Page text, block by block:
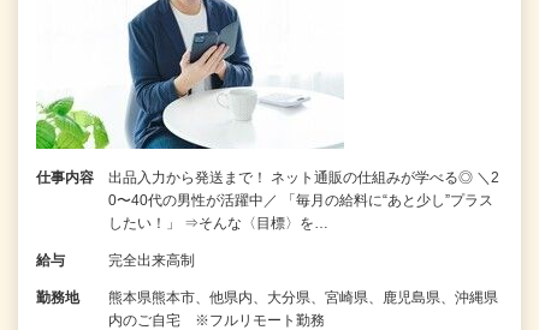
仕事内容
出品入力から発送まで！ ネット通販の仕組みが学べる◎ ＼2
0〜40代の男性が活躍中／ 「毎月の給料に“あと少し”プラス
したい！」 ⇒そんな〈目標〉を…
給与 完全出来高制
勤務地
熊本県熊本市、他県内、大分県、宮崎県、鹿児島県、沖縄県
内のご自宅 ※フルリモート勤務